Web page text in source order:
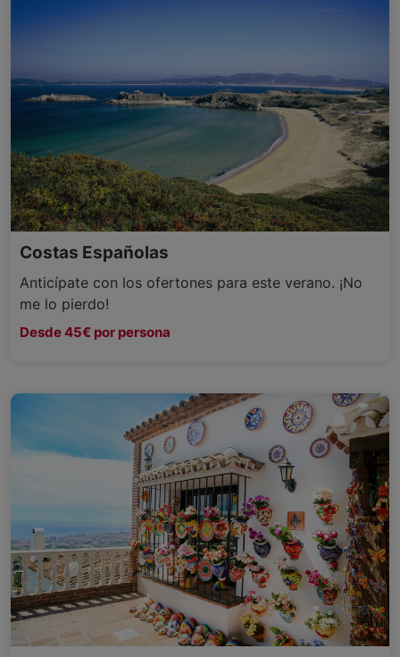
Costas Españolas
Anticípate con los ofertones para este verano. ¡No
me lo pierdo!
Desde 45€ por persona